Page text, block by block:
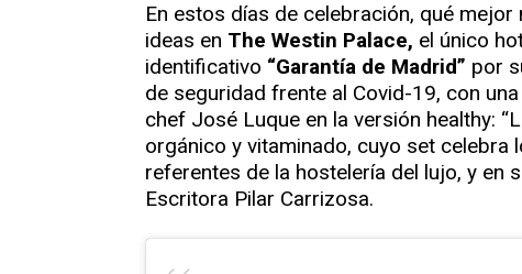
En estos días de celebración, qué
ideas en The Westin Palace, el único
identificativo “Garantía de Madrid” por
de seguridad frente al Covid-19, con
chef José Luque en la versión healthy:
orgánico y vitaminado, cuyo set
referentes de la hostelería del lujo, y en
Escritora Pilar Carrizosa.